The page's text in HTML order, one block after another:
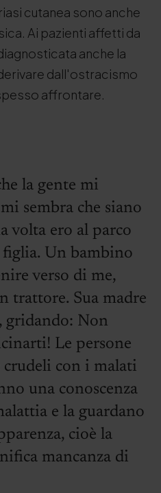
cutanea sono anche
Ai pazienti affetti da
anche la
dall'ostracismo
affrontare.
la gente mi
sembra che siano
volta ero al parco
Un bambino
verso di me,
trattore. Sua madre
gridando: Non
Le persone
crudeli con i malati
una conoscenza
e la guardano
cioè la
mancanza di